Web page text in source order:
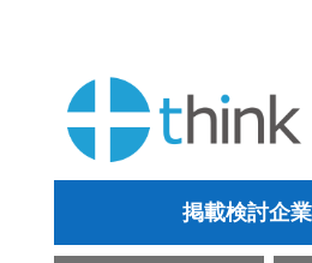
掲載検討企